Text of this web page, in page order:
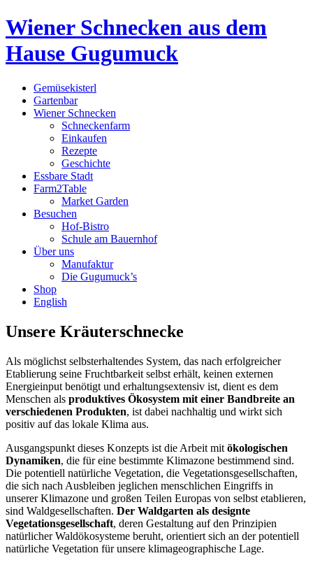
Wiener Schnecken aus dem
Hause Gugumuck
Gemüsekisterl
Gartenbar
Wiener Schnecken
Schneckenfarm
Einkaufen
Rezepte
Geschichte
Essbare Stadt
Farm2Table
Market Garden
Besuchen
Hof-Bistro
Schule am Bauernhof
Über uns
Manufaktur
Die Gugumuck’s
Shop
English
Unsere Kräuterschnecke
Als möglichst selbsterhaltendes System, das nach erfolgreicher
Etablierung seine Fruchtbarkeit selbst erhält, keinen externen
Energieinput benötigt und erhaltungsextensiv ist, dient es dem
Menschen als produktives Ökosystem mit einer Bandbreite an
verschiedenen Produkten, ist dabei nachhaltig und wirkt sich
positiv auf das lokale Klima aus.
Ausgangspunkt dieses Konzepts ist die Arbeit mit ökologischen
Dynamiken, die für eine bestimmte Klimazone bestimmend sind.
Die potentiell natürliche Vegetation, die Vegetationsgesellschaften,
die sich nach Ausbleiben jeglichen menschlichen Eingriffs in
unserer Klimazone und großen Teilen Europas von selbst etablieren,
sind Waldgesellschaften. Der Waldgarten als designte
Vegetationsgesellschaft, deren Gestaltung auf den Prinzipien
natürlicher Waldökosysteme beruht, orientiert sich an der potentiell
natürliche Vegetation für unsere klimageographische Lage.